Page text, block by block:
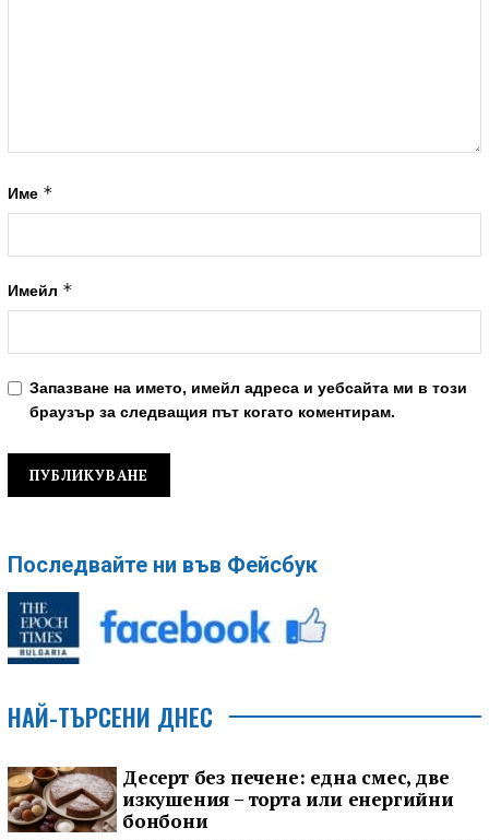
Име *
Имейл *
Запазване на името, имейл адреса и уебсайта ми в този
браузър за следващия път когато коментирам.
Последвайте ни във Фейсбук
НАЙ-ТЪРСЕНИ ДНЕС
Десерт без печене: една смес, две
изкушения – торта или енергийни
бонбони